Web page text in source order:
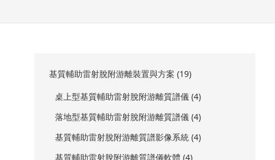
基質輔助雷射脫附游離裝置與方案 (19)
桌上型基質輔助雷射脫附游離質譜儀 (4)
落地型基質輔助雷射脫附游離質譜儀 (4)
基質輔助雷射脫附游離質譜影像系統 (4)
基質輔助雷射脫附游離質譜儀軟體 (4)